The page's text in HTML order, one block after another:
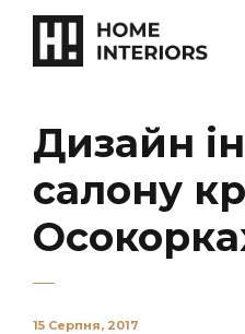
Дизайн
салону
15 Серпня, 2017